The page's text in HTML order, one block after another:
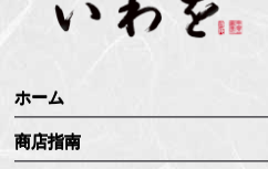
ホーム
商店指南